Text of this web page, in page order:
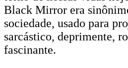
Black Mirror era
sociedade, usado para
sarcástico, deprimente,
fascinante.